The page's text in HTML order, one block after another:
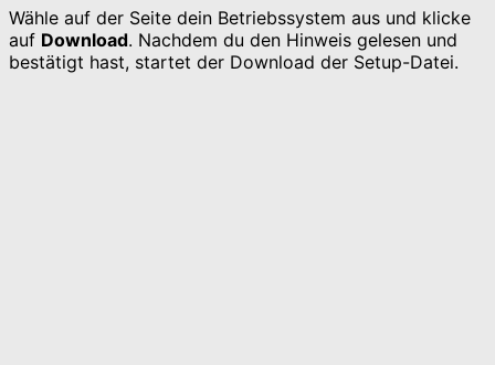
Wähle auf der Seite dein Betriebssystem aus und klicke
auf Download. Nachdem du den Hinweis gelesen und
bestätigt hast, startet der Download der Setup-Datei.